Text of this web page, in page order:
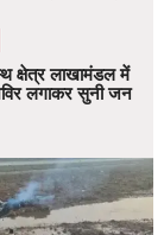
क्षेत्र लाखामंडल में
लगाकर सुनी जन